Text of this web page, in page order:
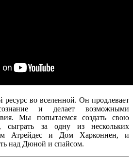
во вселенной. Он продлевает
и делает возможными
Мы попытаемся создать свою
сыграть за одну из нескольких
Атрейдес и Дом Харконнен, и
над Дюной и спайсом.